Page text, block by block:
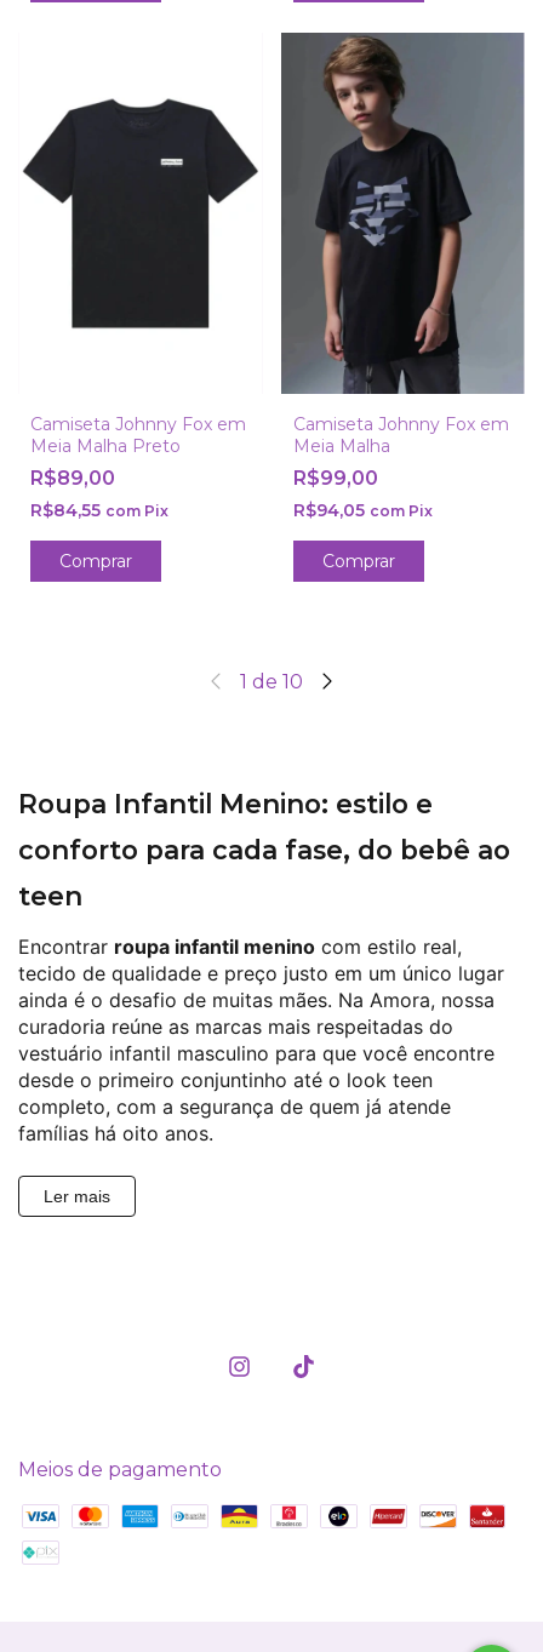
Camiseta Johnny Fox em
Meia Malha Preto
R$89,00
R$84,55 com Pix
Comprar
Camiseta Johnny Fox em
Meia Malha
R$99,00
R$94,05 com Pix
Comprar
1 de 10
Roupa Infantil Menino: estilo e
conforto para cada fase, do bebê ao
teen
Encontrar roupa infantil menino com estilo real,
tecido de qualidade e preço justo em um único lugar
ainda é o desafio de muitas mães. Na Amora, nossa
curadoria reúne as marcas mais respeitadas do
vestuário infantil masculino para que você encontre
desde o primeiro conjuntinho até o look teen
completo, com a segurança de quem já atende
famílias há oito anos.
Ler mais
Meios de pagamento